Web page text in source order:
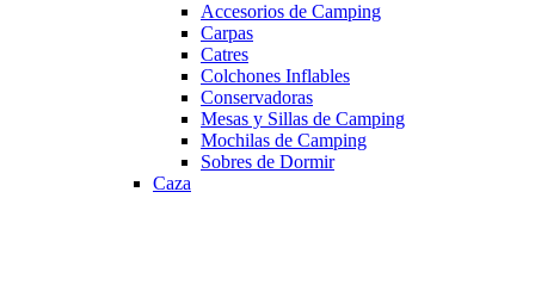
Accesorios de Camping
Carpas
Catres
Colchones Inflables
Conservadoras
Mesas y Sillas de Camping
Mochilas de Camping
Sobres de Dormir
Caza